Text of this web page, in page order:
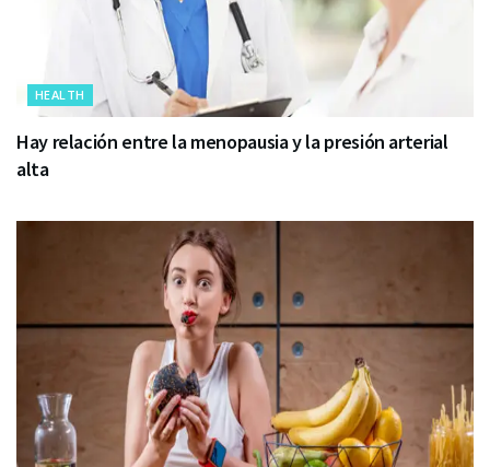
HEALTH
Hay relación entre la menopausia y la presión arterial
alta